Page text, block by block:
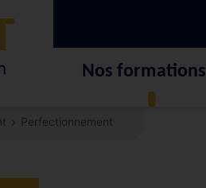
Nos formations
Perfectionnement